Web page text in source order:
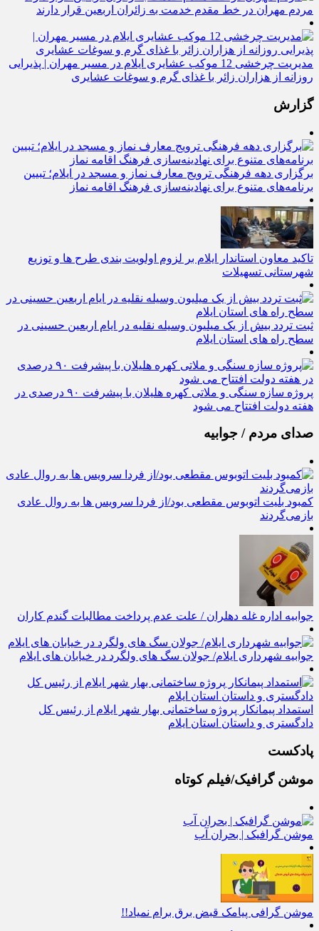
مردم مهران در خط مقدم خدمت به زائران اربعین قرار دارند
مدیریت چرخشی 12 موکب‌ عشایری ایلام در مسیر مهران | پذیرایی
روزانه از هزاران زائر با غذای گرم و سوغات عشایری
گزارش
برگزاری دهه فرهنگی ترویج معارف نماز و مسجد در ایلام؛ تبیین
برنامه‌های متنوع برای نهادینه‌سازی فرهنگ اقامه نماز
تاکید معاون استاندار ایلام بر لزوم اولویت‌ بندی طرح‌ ها و توزیع
شهرستانی تسهیلات
ثبت تردد بیش از یک میلیون وسیله نقلیه در ایام اربعین حسینی در
سطح راه‌ های استان ایلام
پروژه سازه سنگی و ملاتی کهره هلیلان با پیشرفت ۹۰ درصدی در
هفته دولت افتتاح می شود
صدای مردم / جوابیه
کمبود بلیت اتوبوس مقطعی بود/از فردا سرویس ها به روال عادی
بازمی‌گردند
جوابیه اداره غله دهلران / علت عدم پرداخت مطالبات گندم کاران
جوابیه شهرداری ایلام/ جولان سگ های ولگرد در خیابان های ایلام
استمداد پیمانکار پروژه ساختمانی بهار شهر ایلام از رئیس کل
دادگستری و داستان استان ایلام
پادکست
موشن گرافیک/فیلم کوتاه
موشن گرافیک | بحران آب
موشن گرافی پیامک قبض برق برام نمیاد!!